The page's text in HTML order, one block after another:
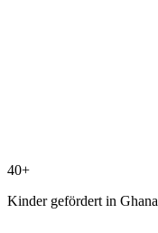
40+
Kinder gefördert in Ghana